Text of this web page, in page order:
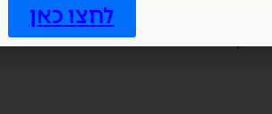
לחצו כאן